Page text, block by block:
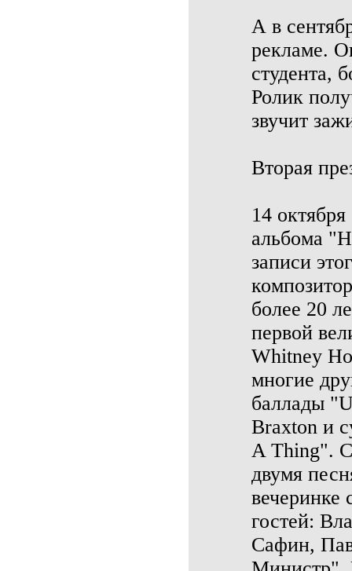
А в
рекламе.
студента,
Ролик
звучит
Вторая
14
альбома
записи
более 20
первой
Whitney
многие
баллады
Braxton и
A Thing".
двумя
вечеринке
гостей:
Сафин,